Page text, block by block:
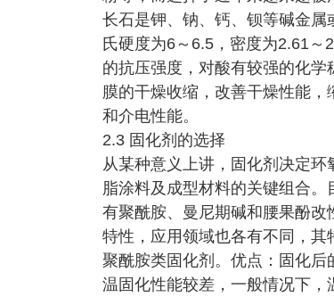
长石是钾、钠、钙、钡等碱金
氏硬度为6～6.5，密度为2.61
的抗压强度，对酸有较强的化
膜的干燥收缩，改善干燥性能
和介电性能。
2.3 固化剂的选择
从某种意义上讲，固化剂决定
脂涂料及成型材料的关键组合
有聚酰胺、曼尼期碱和腰果酚
特性，应用领域也各有不同，其
聚酰胺类固化剂。优点：固化
温固化性能较差，一般情况下